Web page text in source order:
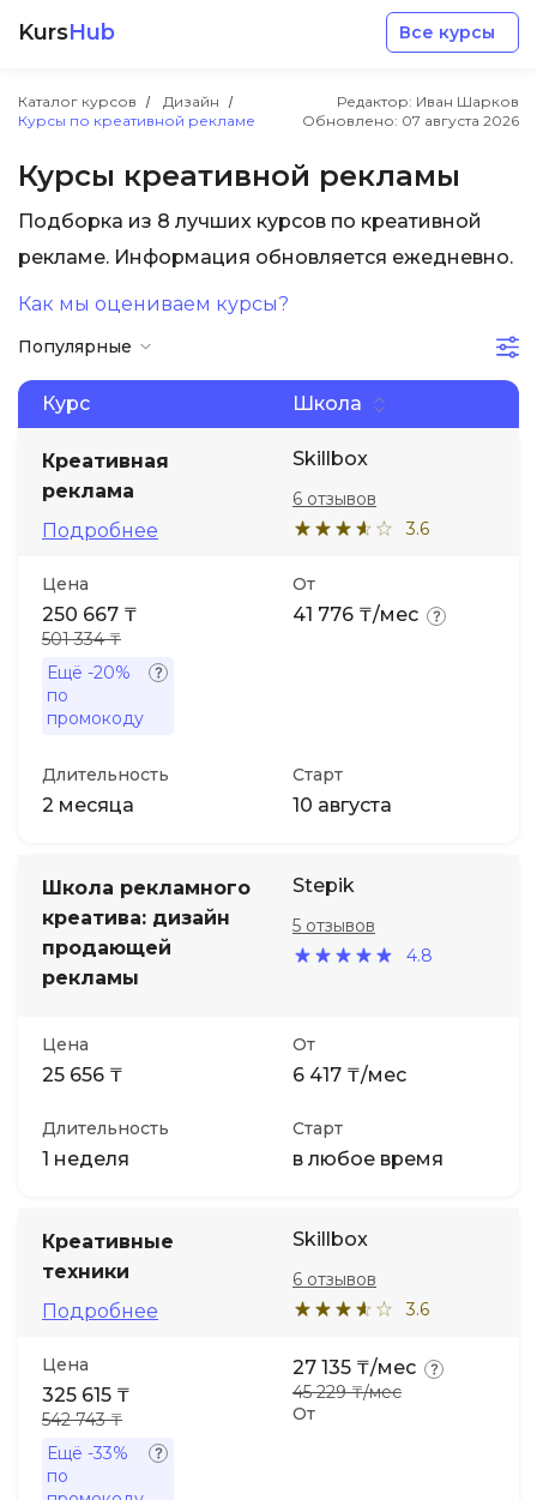
KursHub Все курсы
Каталог курсов
Дизайн
Курсы по креативной рекламе
Редактор: Иван Шарков
Обновлено: 07 августа 2026
Курсы креативной рекламы
Подборка из 8 лучших курсов по креативной
рекламе. Информация обновляется ежедневно.
Как мы оцениваем курсы?
Популярные
Курс Школа
Креативная
реклама
Подробнее
Skillbox
3.6
6 отзывов
Цена
250 667 ₸
501 334 ₸
Ещё -20%
по
промокоду
От
41 776 ₸/мес
Длительность
2 месяца
Старт
10 августа
Школа рекламного
креатива: дизайн
продающей
рекламы
Stepik
4.8
5 отзывов
Цена
25 656 ₸
От
6 417 ₸/мес
Длительность
1 неделя
Старт
в любое время
Креативные
техники
Подробнее
Skillbox
3.6
6 отзывов
Цена
325 615 ₸
542 743 ₸
Ещё -33%
по
От
27 135 ₸/мес
45 229 ₸/мес
Разработка
Дизайн
Аналитика
Менеджмент
Иностранные языки
Soft Skills
ДПО
Детям